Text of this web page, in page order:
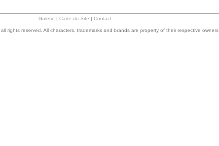
Galerie Carte du Site Contact
, all rights reserved. All characters, trademarks and brands are property of their respective owners.